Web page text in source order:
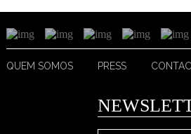
QUEM SOMOS PRESS